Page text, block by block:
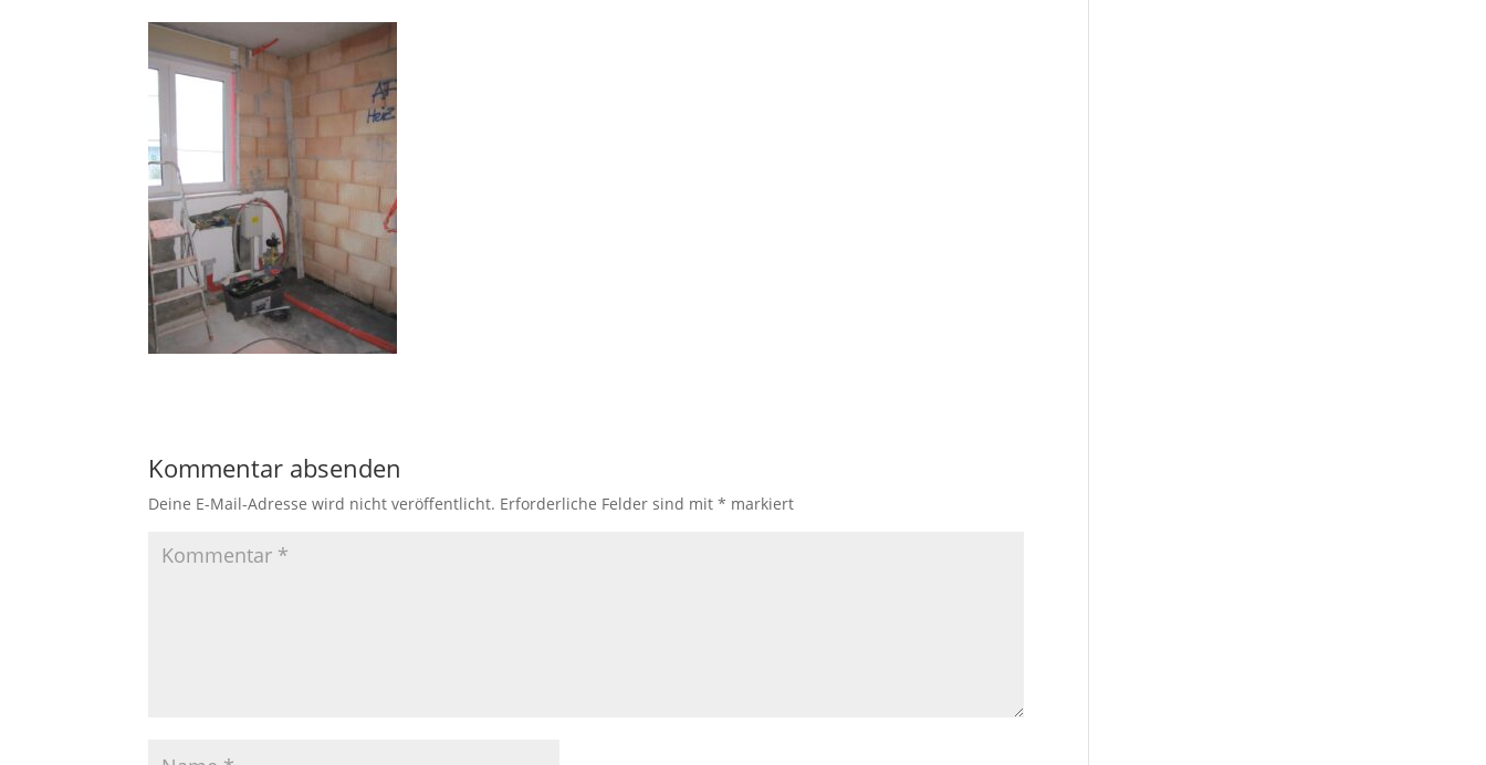
Kommentar absenden
Deine E-Mail-Adresse wird nicht veröffentlicht. Erforderliche Felder sind mit* markiert